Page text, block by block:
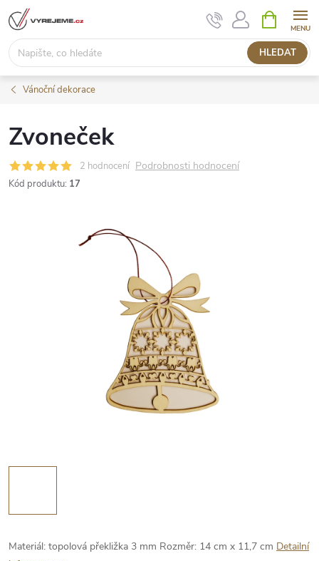
Přejít
na
obsah
HLEDAT
NÁKUPNÍ
KOŠÍK
Vánoční dekorace
Zvoneček
2 hodnocení Podrobnosti hodnocení
Kód produktu: 17
Materiál: topolová překližka 3 mm Rozměr: 14 cm x 11,7 cm Detailní